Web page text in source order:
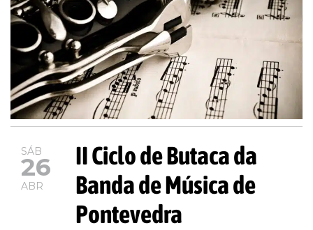
SÁB
26
ABR
II Ciclo de Butaca da
Banda de Música de
Pontevedra